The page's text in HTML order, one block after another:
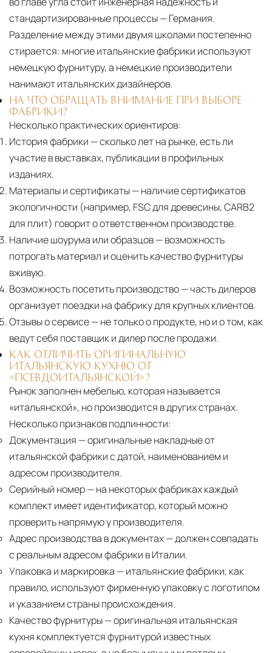
стандартизированные процессы — Германия.
Разделение между этими двумя школами постепенно
стирается: многие итальянские фабрики используют
немецкую фурнитуру, а немецкие производители
нанимают итальянских дизайнеров.
НА ЧТО ОБРАЩАТЬ ВНИМАНИЕ ПРИ ВЫБОРЕ
ФАБРИКИ?
Несколько практических ориентиров:
История фабрики — сколько лет на рынке, есть ли
участие в выставках, публикации в профильных
изданиях.
Материалы и сертификаты— наличие сертификатов
экологичности (например, FSC для древесины, CARB2
для плит) говорит о ответственном производстве.
Наличие шоурума или образцов— возможность
потрогать материал и оценить качество фурнитуры
вживую.
Возможность посетить производство— часть дилеров
организует поездки на фабрику для крупных клиентов.
Отзывы о сервисе— не только о продукте, но и о том, как
ведут себя поставщик и дилер после продажи.
КАК ОТЛИЧИТЬ ОРИГИНАЛЬНУЮ
ИТАЛЬЯНСКУЮ КУХНЮ ОТ
«ПСЕВДОИТАЛЬЯНСКОЙ»?
Рынок заполнен мебелью, которая называется
«итальянской», но производится в других странах.
Несколько признаков подлинности:
Документация — оригинальные накладные от
итальянской фабрики с датой, наименованием и
адресом производителя.
Серийный номер— на некоторых фабриках каждый
комплект имеет идентификатор, который можно
проверить напрямую у производителя.
Адрес производства в документах— должен совпадать
с реальным адресом фабрики в Италии.
Упаковка и маркировка — итальянские фабрики, как
правило, используют фирменную упаковку с логотипом
и указанием страны происхождения.
Качество фурнитуры— оригинальная итальянская
кухня комплектуется фурнитурой известных